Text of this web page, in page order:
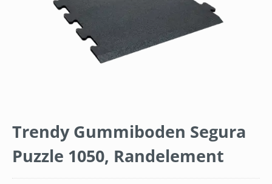
Trendy Gummiboden Segura
Puzzle 1050, Randelement